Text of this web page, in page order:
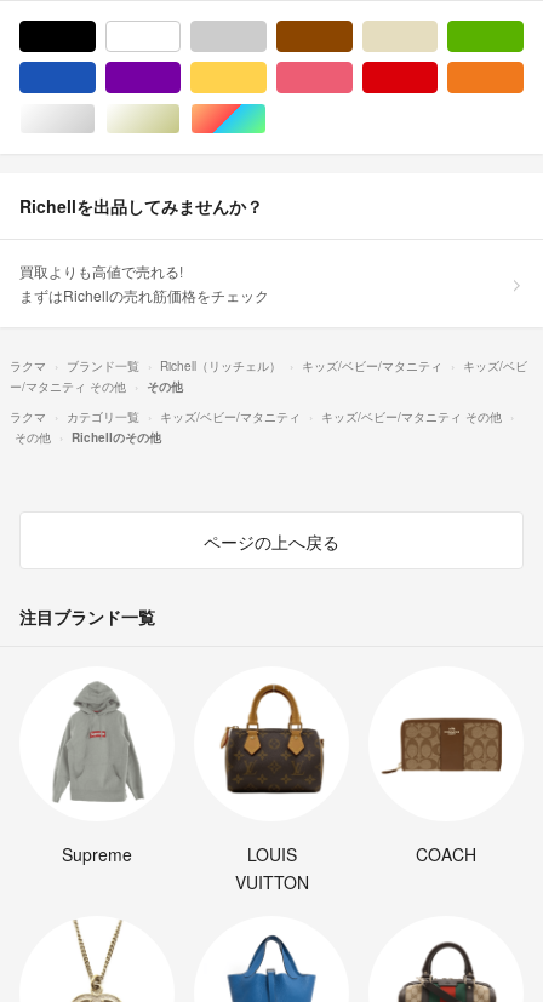
シルバー/銀色系ゴールド/金色系マルチカラー
Richellを出品してみませんか？
買取よりも高値で売れる!
まずはRichellの売れ筋価格をチェック
ラクマ ブランド一覧 Richell（リッチェル） キッズ/ベビー/マタニティ
キッズ/ベビ
ー/マタニティ その他
その他
ラクマ
カテゴリ一覧 キッズ/ベビー/マタニティ
キッズ/ベビー/マタニティ その他
その他
Richellのその他
ページの上へ戻る
注目ブランド一覧
Supreme
LOUIS
VUITTON
COACH